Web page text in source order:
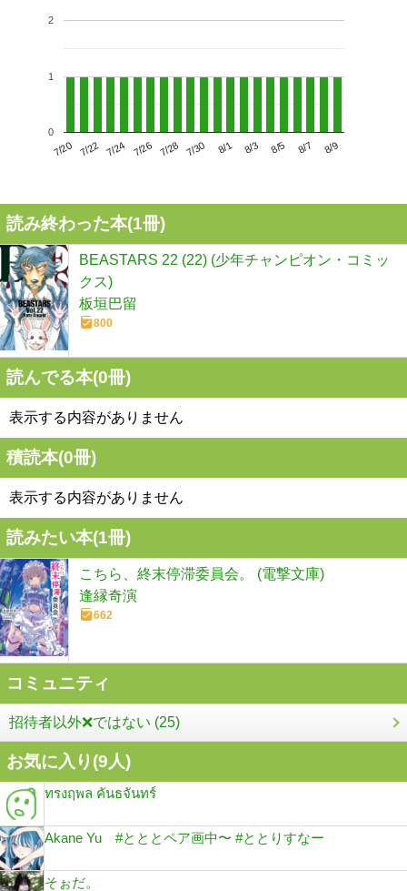
7/20 7/22 7/24 7/26 7/28 7/30 8/1 8/3 8/5 8/7 8/9
0
1
2
読み終わった本(1冊)
BEASTARS 22 (22) (少年チャンピオン・コミッ
クス)
板垣巴留
800
読んでる本(0冊)
表示する内容がありません
積読本(0冊)
表示する内容がありません
読みたい本(1冊)
こちら、終末停滞委員会。 (電撃文庫)
逢縁奇演
662
コミュニティ
招待者以外❌ではない (25)
お気に入り(9人)
ทรงฤพล คันธจันทร์
Akane Yu #とととペア画中〜 #ととりすなー
そぉだ。